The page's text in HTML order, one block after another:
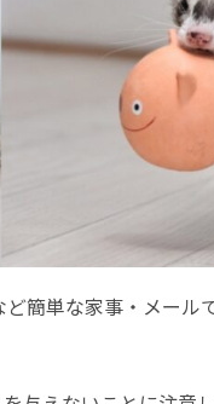
簡単な家事・メール